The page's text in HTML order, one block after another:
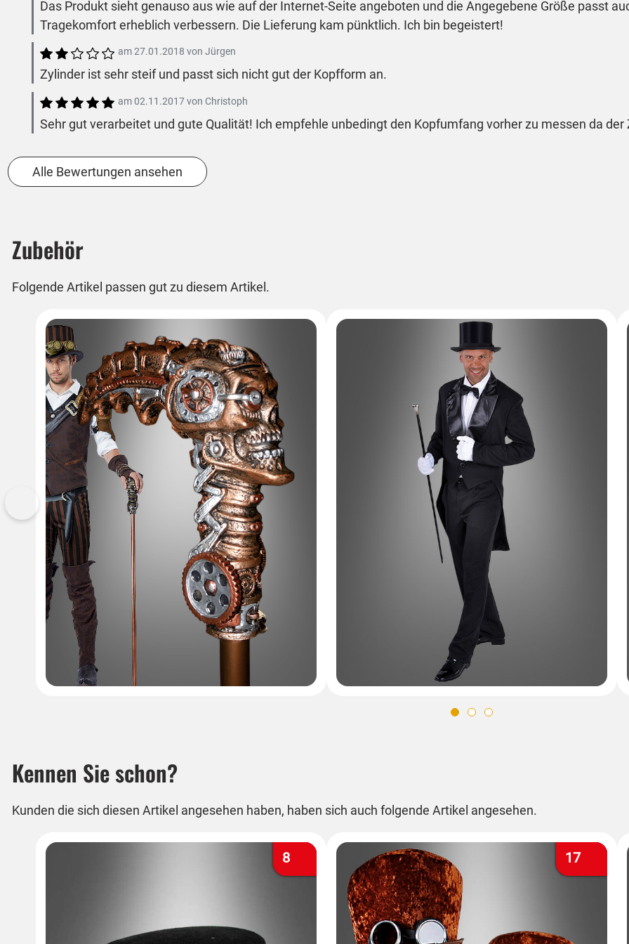
Das Produkt sieht genauso aus wie auf der Internet-Seite angeboten und die Angegebene Größe passt
Tragekomfort erheblich verbessern. Die Lieferung kam pünktlich. Ich bin begeistert!
am27.01.2018 von Jürgen
Zylinder ist sehr steif und passt sich nicht gut der Kopfform an.
am02.11.2017von Christoph
Sehr gut verarbeitet und gute Qualität! Ich empfehle unbedingt den Kopfumfang vorher zu messen da
Alle Bewertungen ansehen
Zubehör
Folgende Artikel passen gut zu diesem Artikel.
Vorherige
Kennen Sie schon?
Kunden die sich diesen Artikel angesehen haben, haben sich auch folgende Artikel angesehen.
8 17